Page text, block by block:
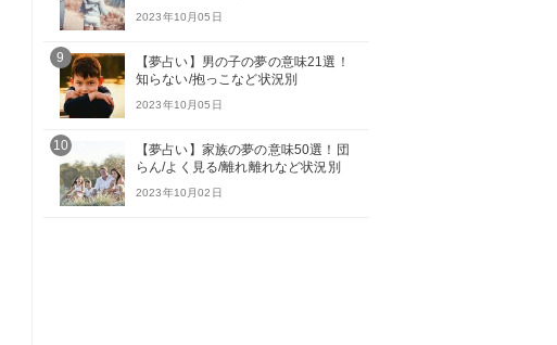
2023年10月05日
9
【夢占い】男の子の夢の意味21選！
知らない/抱っこなど状況別
2023年10月05日
10
【夢占い】家族の夢の意味50選！団
らん/よく見る/離れ離れなど状況別
2023年10月02日